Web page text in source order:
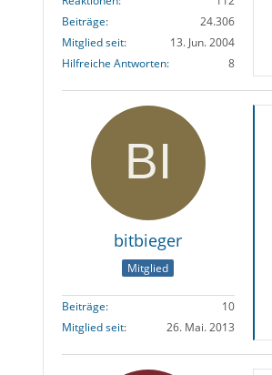
Beiträge
24.306
Mitglied seit
13. Jun. 2004
Hilfreiche Antworten
8
bitbieger
Mitglied
Beiträge
10
Mitglied seit
26. Mai. 2013